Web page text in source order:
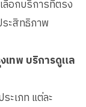
ลือกบริการที่ตรง
ระสิทธิภาพ
เทพ บริการดูแล
ะเภท แต่ละ